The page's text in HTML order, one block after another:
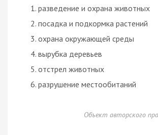
разведение и охрана животных
посадка и подкормка растений
охрана окружающей среды
вырубка деревьев
отстрел животных
разрушение местообитаний
Объект авторского